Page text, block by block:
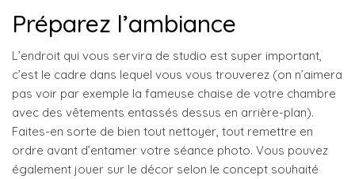
Préparez l’ambiance
L’endroit qui vous servira de studio est super important,
c’est le cadre dans lequel vous vous trouverez (on n’aimera
pas voir par exemple la fameuse chaise de votre chambre
avec des vêtements entassés dessus en arrière-plan).
Faites-en sorte de bien tout nettoyer, tout remettre en
ordre avant d’entamer votre séance photo. Vous pouvez
également jouer sur le décor selon le concept souhaité